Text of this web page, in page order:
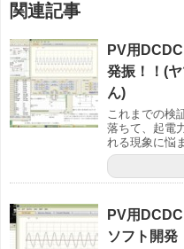
関連記事
PV用
発振！！(
ん)
これまでの検
落ちて、起電
れる現象に悩
PV用
ソフト開発